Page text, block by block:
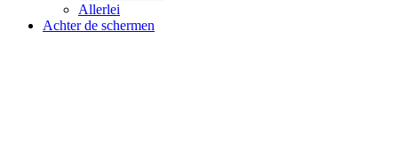
Allerlei
Achter de schermen